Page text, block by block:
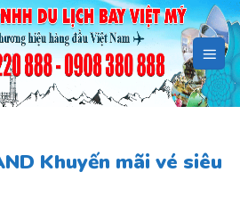
Khuyến mãi vé siêu